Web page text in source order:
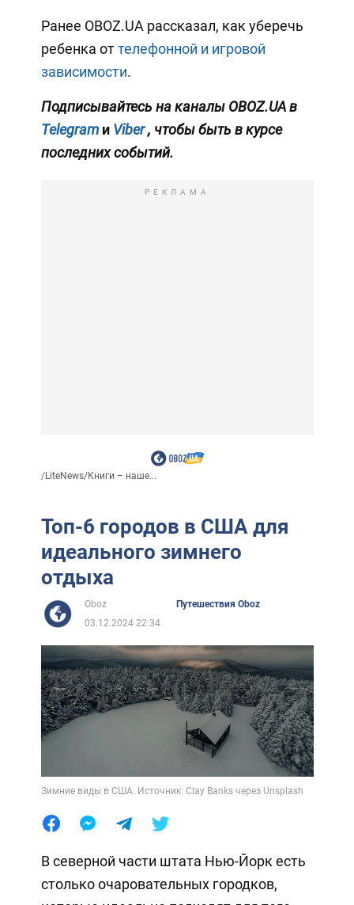
Ранее OBOZ.UA рассказал, как уберечь
ребенка оттелефонной и игровой
зависимости.
Подписывайтесь на каналы OBOZ.UA в
Telegram и Viber , чтобы быть в курсе
последних событий.
РЕКЛАМА
/LiteNews/Книги – наше...
Топ-6 городов в США для
идеального зимнего
отдыха
Oboz
Путешествия Oboz
03.12.2024 22:34
Зимние виды в США. Источник: Clay Banks через Unsplash
В северной части штата Нью-Йорк есть
столько очаровательных городков,